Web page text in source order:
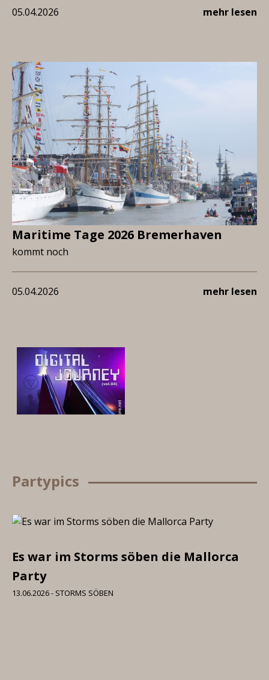
05.04.2026 mehr lesen
Maritime Tage 2026 Bremerhaven
kommt noch
05.04.2026 mehr lesen
Partypics
Es war im Storms söben die Mallorca
Party
13.06.2026 - STORMS SÖBEN